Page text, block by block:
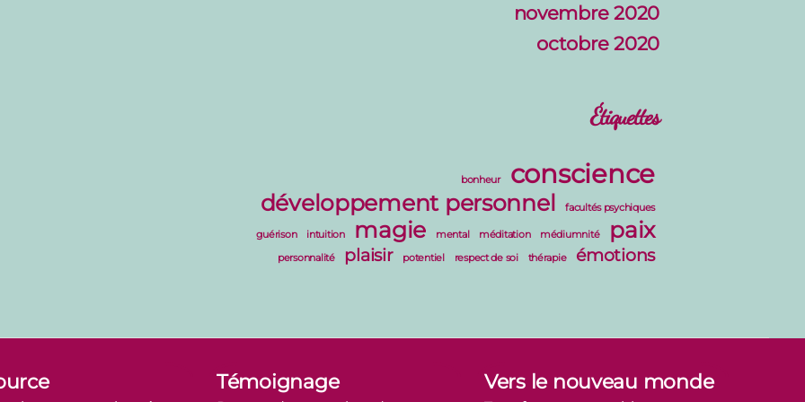
novembre 2020
octobre 2020
Étiquettes
bonheur conscience
développement personnel facultés psychiques
guérison intuition magie mental méditation médiumnité paix
personnalité plaisir potentiel respect de soi thérapie émotions
Témoignage Vers le nouveau monde